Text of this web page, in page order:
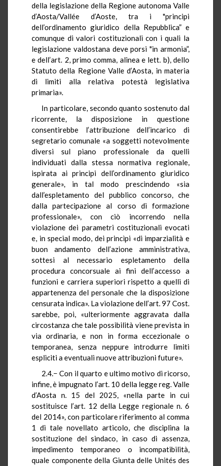
della legislazione della Regione autonoma Valle
d’Aosta/Vallée d’Aoste, tra i "principi
dell’ordinamento giuridico della Repubblica” e
comunque di valori costituzionali con i quali la
legislazione valdostana deve porsi "in armonia”,
e dell’art. 2, primo comma, alinea e lett. b), dello
Statuto della Regione Valle d’Aosta, in materia
di limiti alla relativa potestà legislativa
primaria».
In particolare, secondo quanto sostenuto dal
ricorrente, la disposizione in questione
consentirebbe l’attribuzione dell’incarico di
segretario comunale «a soggetti notevolmente
diversi sul piano professionale da quelli
individuati dalla stessa normativa regionale,
ispirata ai principi dell’ordinamento giuridico
generale», in tal modo prescindendo «sia
dall’espletamento del pubblico concorso, che
dalla partecipazione al corso di formazione
professionale», con ciò incorrendo nella
violazione dei parametri costituzionali evocati
e, in special modo, dei princìpi «di imparzialità e
buon andamento dell’azione amministrativa,
sottesi al necessario espletamento della
procedura concorsuale ai fini dell’accesso a
funzioni e carriera superiori rispetto a quelli di
appartenenza del personale che la disposizione
censurata indica». La violazione dell’art. 97 Cost.
sarebbe, poi, «ulteriormente aggravata dalla
circostanza che tale possibilità viene prevista in
via ordinaria, e non in forma eccezionale o
temporanea, senza neppure introdurre limiti
espliciti a eventuali nuove attribuzioni future».
2.4.− Con il quarto e ultimo motivo di ricorso,
infine, è impugnato l’art. 10 della legge reg. Valle
d’Aosta n. 15 del 2025, «nella parte in cui
sostituisce l’art. 12 della Legge regionale n. 6
del 2014», con particolare riferimento al comma
1 di tale novellato articolo, che disciplina la
sostituzione del sindaco, in caso di assenza,
impedimento temporaneo o incompatibilità,
quale componente della Giunta delle Unités des